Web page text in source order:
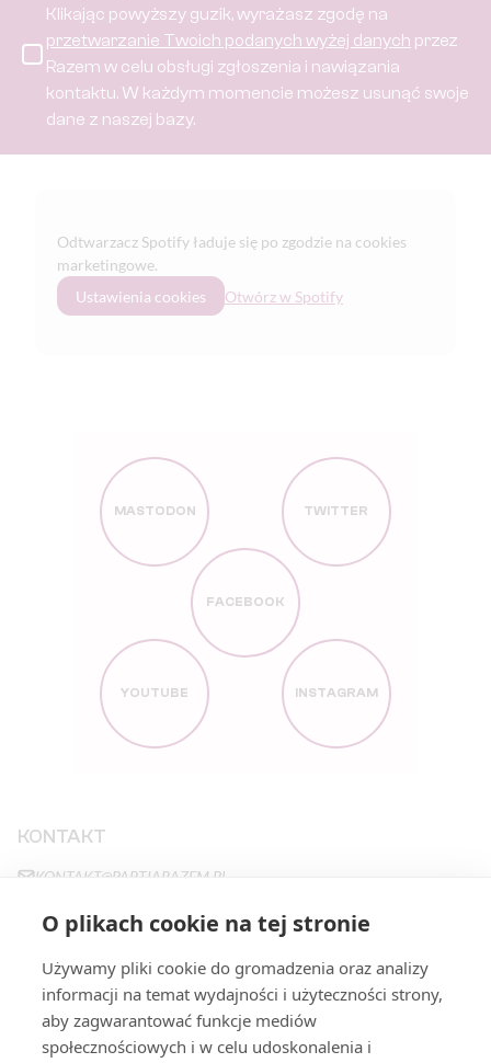
O plikach cookie na tej stronie
Używamy pliki cookie do gromadzenia oraz analizy
informacji na temat wydajności i użyteczności strony,
aby zagwarantować funkcje mediów
społecznościowych i w celu udoskonalenia i
Klikając powyższy guzik, wyrażasz zgodę na
przetwarzanie Twoich podanych wyżej danych przez
Razem w celu obsługi zgłoszenia i nawiązania
kontaktu. W każdym momencie możesz usunąć swoje
dane z naszej bazy.
Odtwarzacz Spotify ładuje się po zgodzie na cookies
marketingowe.
Ustawienia cookies
Otwórz w Spotify
MASTODON TWITTER
FACEBOOK
YOUTUBE INSTAGRAM
KONTAKT
KONTAKT@PARTIARAZEM.PL
+48663483923
STRONY